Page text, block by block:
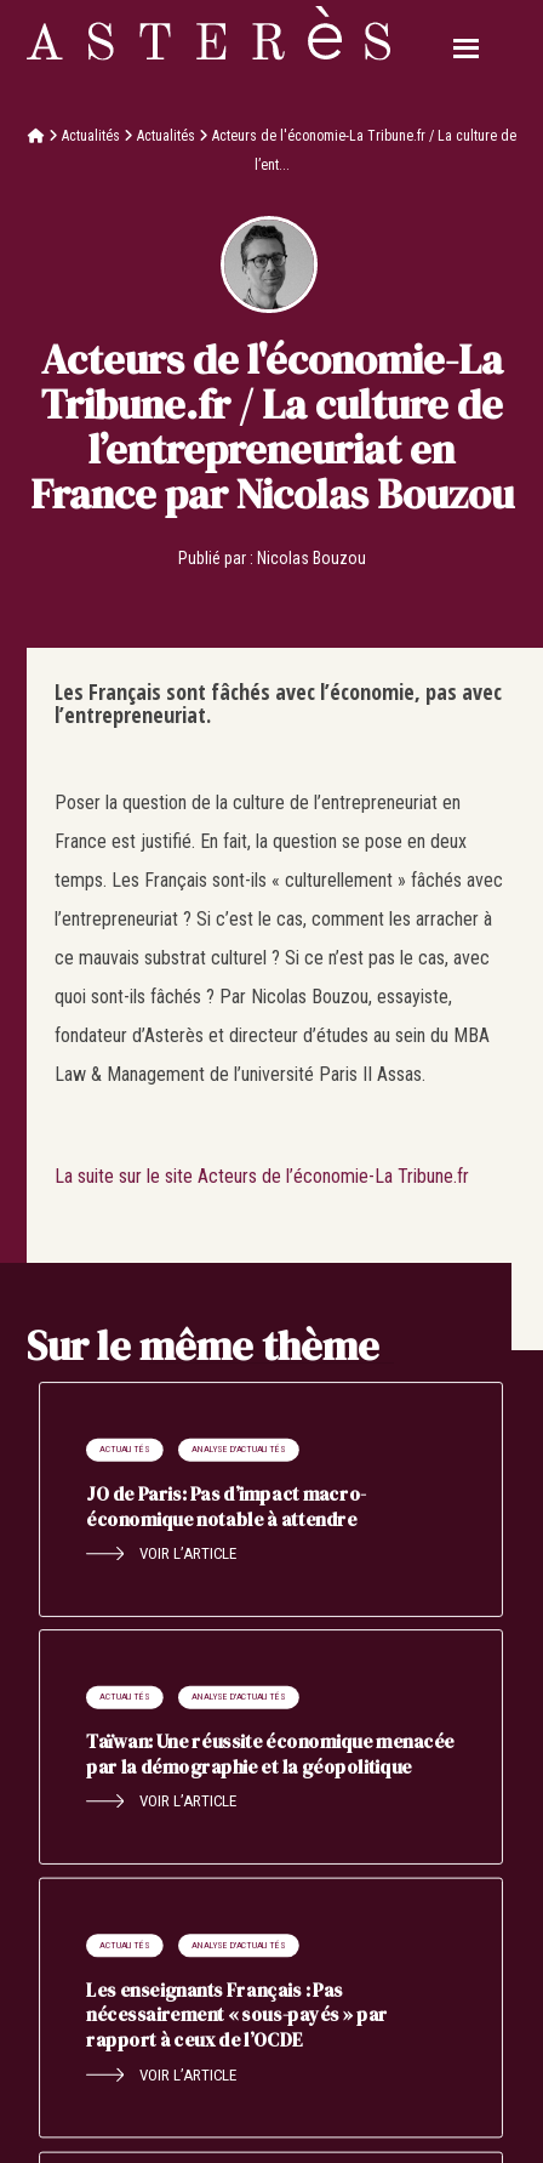
Actualités Actualités
Acteurs de l'économie-La Tribune.fr / La culture de
l’ent...
Acteurs de l'économie-La
Tribune.fr / La culture de
l’entrepreneuriat en
France par Nicolas Bouzou
Publié par : Nicolas Bouzou
Les Français sont fâchés avec l’économie, pas avec
l’entrepreneuriat.
Poser la question de la culture de l’entrepreneuriat en
France est justifié. En fait, la question se pose en deux
temps. Les Français sont-ils « culturellement » fâchés avec
l’entrepreneuriat ? Si c’est le cas, comment les arracher à
ce mauvais substrat culturel ? Si ce n’est pas le cas, avec
quoi sont-ils fâchés ? Par Nicolas Bouzou, essayiste,
fondateur d’Asterès et directeur d’études au sein du MBA
Law & Management de l’université Paris II Assas.
La suite sur le site Acteurs de l’économie-La Tribune.fr
Sur le même thème
ACTUALITÉS ANALYSE D'ACTUALITÉS
JO de Paris: Pas d’impact macro-
économique notable à attendre
VOIR L’ARTICLE
ACTUALITÉS ANALYSE D'ACTUALITÉS
Taïwan: Une réussite économique menacée
par la démographie et la géopolitique
VOIR L’ARTICLE
ACTUALITÉS ANALYSE D'ACTUALITÉS
Les enseignants Français : Pas
nécessairement « sous-payés » par
rapport à ceux de l’OCDE
VOIR L’ARTICLE